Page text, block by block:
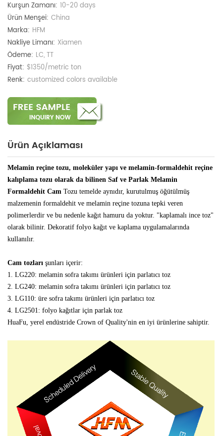
Kurşun Zamanı: 10-20 days
Ürün Menşei: China
Marka: HFM
Nakliye Limanı: Xiamen
Ödeme: LC, TT
Fiyat: $1350/metric ton
Renk: customized colors available
Ürün Açıklaması
Melamin reçine tozu, moleküler yapı ve melamin-formaldehit reçine
kalıplama tozu olarak da bilinen Saf ve Parlak Melamin
Formaldehit Cam Tozu temelde aynıdır, kurutulmuş öğütülmüş
malzemenin formaldehit ve melamin reçine tozuna tepki veren
polimerlerdir ve bu nedenle kağıt hamuru da yoktur. "kaplamalı ince toz"
olarak bilinir. Dekoratif folyo kağıt ve kaplama uygulamalarında
kullanılır.
Cam tozları şunları içerir:
1. LG220: melamin sofra takımı ürünleri için parlatıcı toz
2. LG240: melamin sofra takımı ürünleri için parlatıcı toz
3. LG110: üre sofra takımı ürünleri için parlatıcı toz
4. LG2501: folyo kağıtlar için parlak toz
HuaFu, yerel endüstride Crown of Quality'nin en iyi ürünlerine sahiptir.